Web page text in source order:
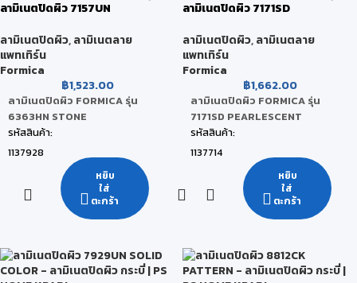
สถานะสินค้า:
สินค้าพร้อมส่ง (จัดส่งภายใน 2-5 วัน)
สถานะสินค้า:
สินค้าพร้อมส่ง (จัดส่งภายใน 2-5 วัน)
ลามิเนตปิดผิว 7157UN
ลามิเนตปิดผิว,ลามิเนตลาย
แพทเทิร์น
Formica
฿1,523.00
ลามิเนตปิดผิว FORMICA รุ่น
6363HN STONE
รหัสสินค้า:
1137928
FORMICA
ขนาดสินค้า:
122 x 244 x 0.08 CM
หยิบ
ใส่
ตะกร้า
ลามิเนตปิดผิว 7171SD
ลามิเนตปิดผิว,ลามิเนตลาย
แพทเทิร์น
Formica
฿1,662.00
ลามิเนตปิดผิว FORMICA รุ่น
7171SD PEARLESCENT
รหัสสินค้า:
1137714
FORMICA
ขนาดสินค้า:
122 x 244 x 0.07 CM
หยิบ
ใส่
ตะกร้า